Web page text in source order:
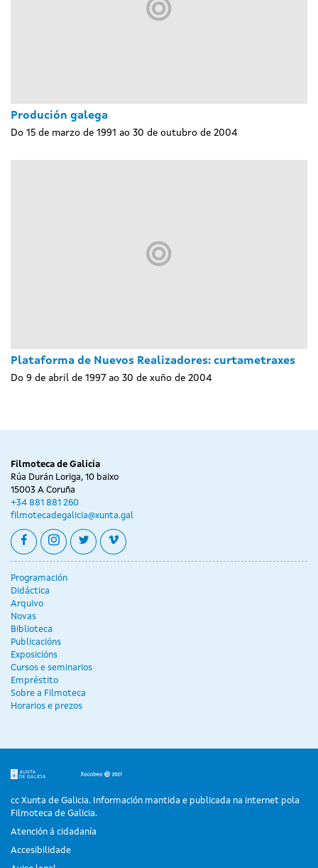
Produción galega
Do 15 de marzo de 1991 ao 30 de outubro de 2004
Plataforma de Nuevos Realizadores: curtametraxes
Do 9 de abril de 1997 ao 30 de xuño de 2004
Filmoteca de Galicia
Rúa Durán Loriga, 10 baixo
15003 A Coruña
+34 881 881 260
filmotecadegalicia@xunta.gal
facebookinstagram
twittervimeo
Programación
Didáctica
Arquivo
Novas
Biblioteca
Publicacións
Exposicións
Cursos e seminarios
Empréstito
Sobre a Filmoteca
Horarios e prezos
cc Xunta de Galicia. Información mantida e publicada na internet pola
Filmoteca de Galicia.
Atención á cidadanía
Accesibilidade